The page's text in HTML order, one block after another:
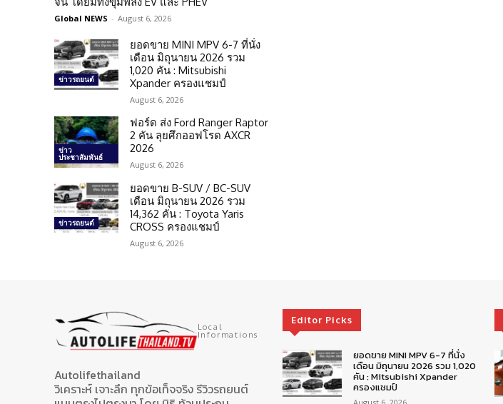
Global NEWS - August 6, 2026
ข่าวรถยนต์
ยอดขาย MINI MPV 6-7 ที่นั่ง
เดือน มิถุนายน 2026 รวม
1,020 คัน : Mitsubishi
Xpander ครองแชมป์
August 6, 2026
ข่าว
ประชาสัมพันธ์
ฟอร์ด ส่ง Ford Ranger Raptor
2 คัน ลุยศึกออฟโรด AXCR
2026
August 6, 2026
ข่าวรถยนต์
ยอดขาย B-SUV / BC-SUV
เดือน มิถุนายน 2026 รวม
14,362 คัน : Toyota Yaris
CROSS ครองแชมป์
August 6, 2026
Local
Informations
Autolifethailand
วิเคราะห์ เจาะลึก ทุกข้อเท็จจริง รีวิวรถยนต์
Editor Picks
ยอดขาย MINI MPV 6-7 ที่นั่ง
เดือน มิถุนายน 2026 รวม 1,020
คัน : Mitsubishi Xpander
ครองแชมป์
August 6, 2026